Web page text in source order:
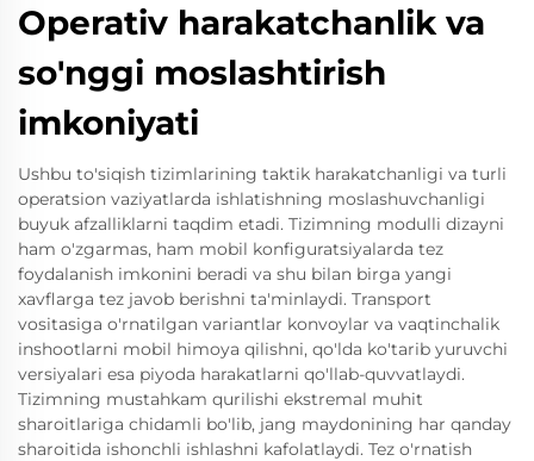
Operativ harakatchanlik va
so'nggi moslashtirish
imkoniyati
Ushbu to'siqish tizimlarining taktik harakatchanligi va turli
operatsion vaziyatlarda ishlatishning moslashuvchanligi
buyuk afzalliklarni taqdim etadi. Tizimning modulli dizayni
ham o'zgarmas, ham mobil konfiguratsiyalarda tez
foydalanish imkonini beradi va shu bilan birga yangi
xavflarga tez javob berishni ta'minlaydi. Transport
vositasiga o'rnatilgan variantlar konvoylar va vaqtinchalik
inshootlarni mobil himoya qilishni, qo'lda ko'tarib yuruvchi
versiyalari esa piyoda harakatlarni qo'llab-quvvatlaydi.
Tizimning mustahkam qurilishi ekstremal muhit
sharoitlariga chidamli bo'lib, jang maydonining har qanday
sharoitida ishonchli ishlashni kafolatlaydi. Tez o'rnatish